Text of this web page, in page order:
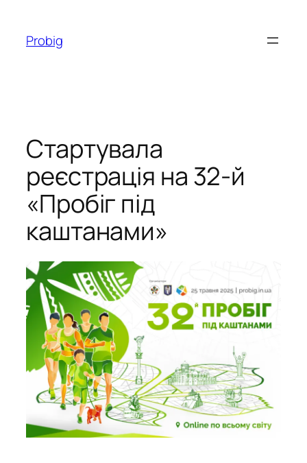
вмісту
Probig
Стартувала
реєстрація на 32-й
«Пробіг під
каштанами»